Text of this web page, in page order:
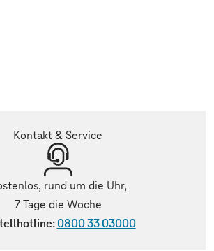
Kontakt & Service
rund um die Uhr,
7 Tage die Woche
0800 33 03000